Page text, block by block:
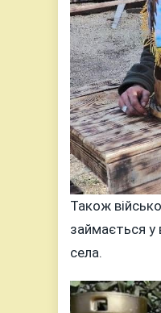
Також
займається у
села.